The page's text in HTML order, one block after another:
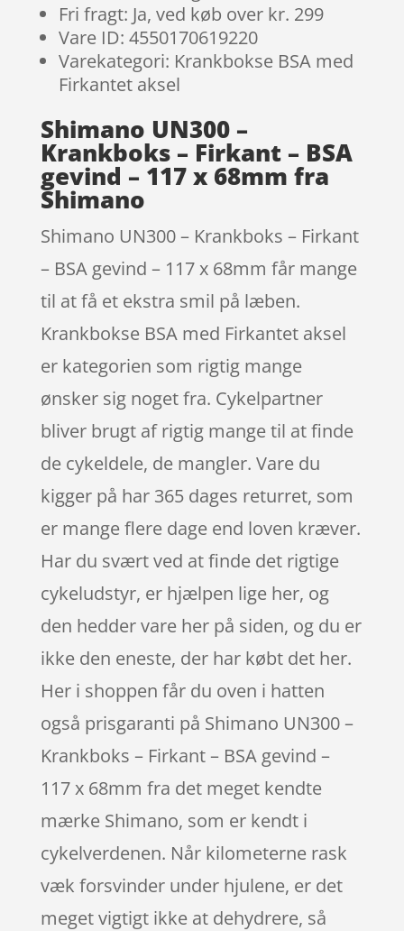
Fri fragt: Ja, ved køb over kr. 299
Vare ID: 4550170619220
Varekategori: Krankbokse BSA med
Firkantet aksel
Shimano UN300 –
Krankboks – Firkant – BSA
gevind – 117 x 68mm fra
Shimano
Shimano UN300 – Krankboks – Firkant
– BSA gevind – 117 x 68mm får mange
til at få et ekstra smil på læben.
Krankbokse BSA med Firkantet aksel
er kategorien som rigtig mange
ønsker sig noget fra. Cykelpartner
bliver brugt af rigtig mange til at finde
de cykeldele, de mangler. Vare du
kigger på har 365 dages returret, som
er mange flere dage end loven kræver.
Har du svært ved at finde det rigtige
cykeludstyr, er hjælpen lige her, og
den hedder vare her på siden, og du er
ikke den eneste, der har købt det her.
Her i shoppen får du oven i hatten
også prisgaranti på Shimano UN300 –
Krankboks – Firkant – BSA gevind –
117 x 68mm fra det meget kendte
mærke Shimano, som er kendt i
cykelverdenen. Når kilometerne rask
væk forsvinder under hjulene, er det
meget vigtigt ikke at dehydrere, så